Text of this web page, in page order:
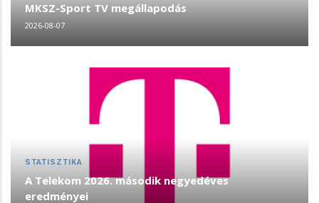
MKSZ-Sport TV megállapodás
2026-08-07
STATISZTIKA
A Telekom 2026. második negyedéves
eredményei